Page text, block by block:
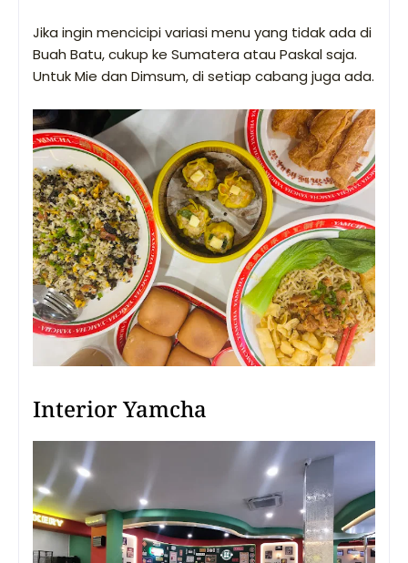
Jika ingin mencicipi variasi menu yang tidak ada di
Buah Batu, cukup ke Sumatera atau Paskal saja.
Untuk Mie dan Dimsum, di setiap cabang juga ada.
Interior Yamcha